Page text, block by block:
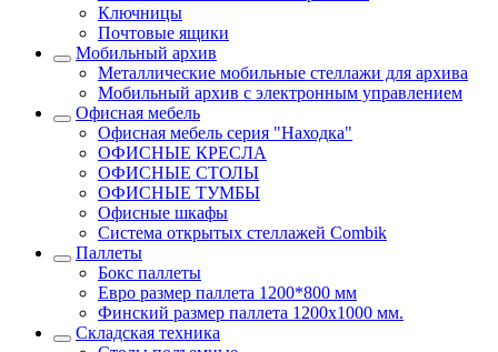
Ключницы
Почтовые ящики
Мобильный архив
Металлические мобильные стеллажи для архива
Мобильный архив с электронным управлением
Офисная мебель
Офисная мебель серия "Находка"
ОФИСНЫЕ КРЕСЛА
ОФИСНЫЕ СТОЛЫ
ОФИСНЫЕ ТУМБЫ
Офисные шкафы
Система открытых стеллажей Combik
Паллеты
Бокс паллеты
Евро размер паллета 1200*800 мм
Финский размер паллета 1200х1000 мм.
Складская техника